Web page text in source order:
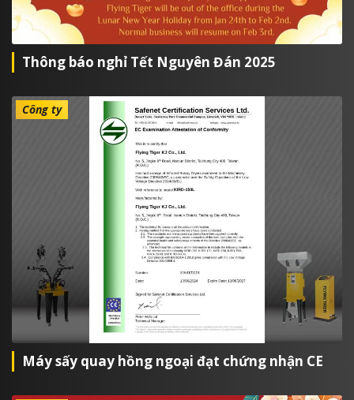
Thông báo nghỉ Tết Nguyên Đán 2025
Công ty
Máy sấy quay hồng ngoại đạt chứng nhận CE